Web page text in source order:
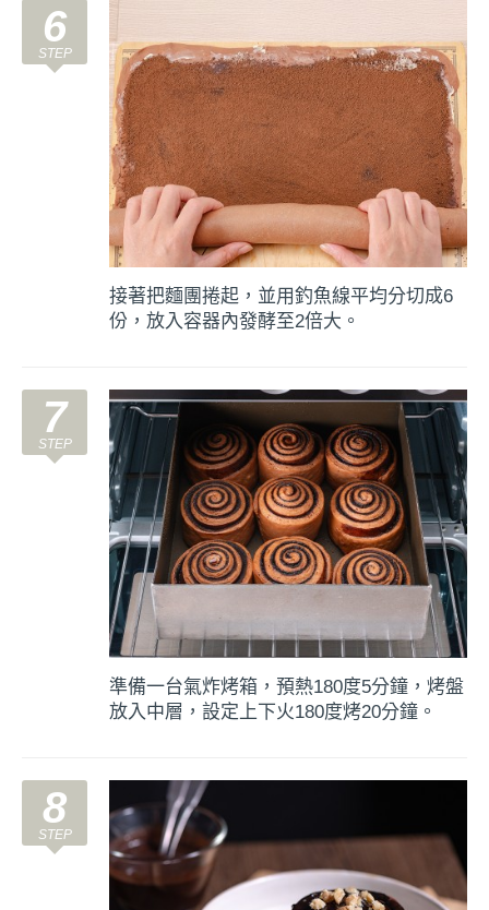
6
接著把麵團捲起，並用釣魚線平均分切成6
份，放入容器內發酵至2倍大。
7
準備一台氣炸烤箱，預熱180度5分鐘，烤盤
放入中層，設定上下火180度烤20分鐘。
8